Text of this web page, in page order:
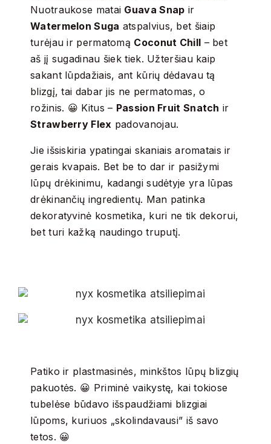
Nuotraukose matai Guava Snap ir
Watermelon Suga atspalvius, bet šiaip
turėjau ir permatomą Coconut Chill – bet
aš jį sugadinau šiek tiek. Užteršiau kaip
sakant lūpdažiais, ant kūrių dėdavau tą
blizgį, tai dabar jis ne permatomas, o
rožinis. 😀 Kitus – Passion Fruit Snatch ir
Strawberry Flex padovanojau.
Jie išsiskiria ypatingai skaniais aromatais ir
gerais kvapais. Bet be to dar ir pasižymi
lūpų drėkinimu, kadangi sudėtyje yra lūpas
drėkinančių ingredientų. Man patinka
dekoratyvinė kosmetika, kuri ne tik dekorui,
bet turi kažką naudingo truputį.
Patiko ir plastmasinės, minkštos lūpų blizgių
pakuotės. 😀 Priminė vaikystę, kai tokiose
tubelėse būdavo išspaudžiami blizgiai
lūpoms, kuriuos „skolindavausi” iš savo
tetos. 😀